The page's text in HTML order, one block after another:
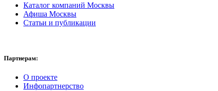
Каталог компаний Москвы
Афиша Москвы
Статьи и публикации
Партнерам:
О проекте
Инфопартнерство